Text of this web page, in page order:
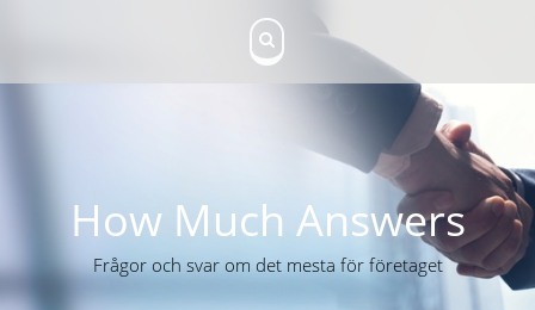
p
n
t
How Much Answers
Frågor och svar om det mesta för företaget